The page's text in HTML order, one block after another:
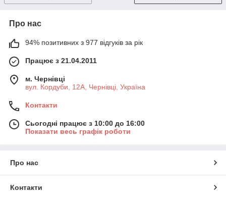
Про нас
94% позитивних з 977 відгуків за рік
Працює з 21.04.2011
м. Чернівці
вул. Кордуби, 12А, Чернівці, Україна
Контакти
Сьогодні працює з 10:00 до 16:00
Показати весь графік роботи
Про нас
Контакти